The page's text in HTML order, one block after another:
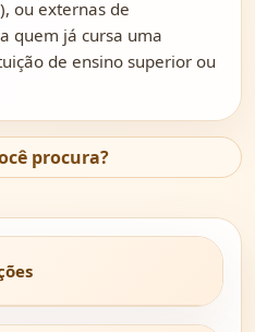
ou externas de
quem já cursa uma
de ensino superior ou
procura?